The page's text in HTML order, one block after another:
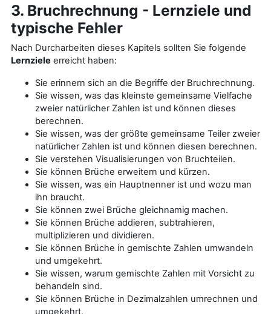
3. Bruchrechnung - Lernziele und
typische Fehler
Nach Durcharbeiten dieses Kapitels sollten Sie folgende
Lernziele erreicht haben:
Sie erinnern sich an die Begriffe der Bruchrechnung.
Sie wissen, was das kleinste gemeinsame Vielfache
zweier natürlicher Zahlen ist und können dieses
berechnen.
Sie wissen, was der größte gemeinsame Teiler zweier
natürlicher Zahlen ist und können diesen berechnen.
Sie verstehen Visualisierungen von Bruchteilen.
Sie können Brüche erweitern und kürzen.
Sie wissen, was ein Hauptnenner ist und wozu man
ihn braucht.
Sie können zwei Brüche gleichnamig machen.
Sie können Brüche addieren, subtrahieren,
multiplizieren und dividieren.
Sie können Brüche in gemischte Zahlen umwandeln
und umgekehrt.
Sie wissen, warum gemischte Zahlen mit Vorsicht zu
behandeln sind.
Sie können Brüche in Dezimalzahlen umrechnen und
umgekehrt.